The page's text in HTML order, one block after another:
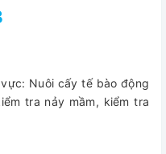
Nuôi cấy tế bào động
tra nảy mầm, kiểm tra